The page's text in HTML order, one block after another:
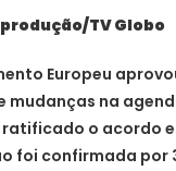
TV Globo
Europeu
mudanças na
ratificado o acordo
foi confirmada por